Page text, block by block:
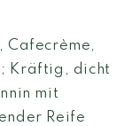
Cafecrème,
Kräftig, dicht
mit
Reife